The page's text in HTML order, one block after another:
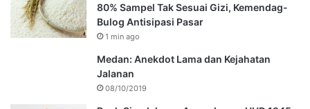
80% Sampel Tak Sesuai Gizi, Kemendag-
Bulog Antisipasi Pasar
1 min ago
Medan: Anekdot Lama dan Kejahatan
Jalanan
08/10/2019